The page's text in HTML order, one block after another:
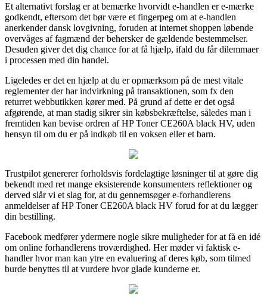
Et alternativt forslag er at bemærke hvorvidt e-handlen er e-mærke
godkendt, eftersom det bør være et fingerpeg om at e-handlen
anerkender dansk lovgivning, foruden at internet shoppen løbende
overvåges af fagmænd der behersker de gældende bestemmelser.
Desuden giver det dig chance for at få hjælp, ifald du får dilemmaer
i processen med din handel.
Ligeledes er det en hjælp at du er opmærksom på de mest vitale
reglementer der har indvirkning på transaktionen, som fx den
returret webbutikken kører med. På grund af dette er det også
afgørende, at man stadig sikrer sin købsbekræftelse, således man i
fremtiden kan bevise ordren af HP Toner CE260A black HV, uden
hensyn til om du er på indkøb til en voksen eller et barn.
Trustpilot genererer forholdsvis fordelagtige løsninger til at gøre dig
bekendt med ret mange eksisterende konsumenters reflektioner og
derved slår vi et slag for, at du gennemsøger e-forhandlerens
anmeldelser af HP Toner CE260A black HV forud for at du lægger
din bestilling.
Facebook medfører ydermere nogle sikre muligheder for at få en idé
om online forhandlerens troværdighed. Her møder vi faktisk e-
handler hvor man kan ytre en evaluering af deres køb, som tilmed
burde benyttes til at vurdere hvor glade kunderne er.